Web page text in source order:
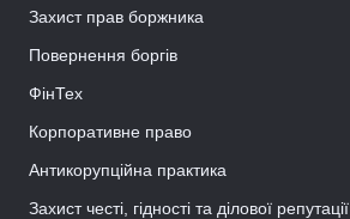
Захист прав боржника
Повернення боргів
ФінТех
Корпоративне право
Антикорупційна практика
Захист честі, гідності та ділової репутації